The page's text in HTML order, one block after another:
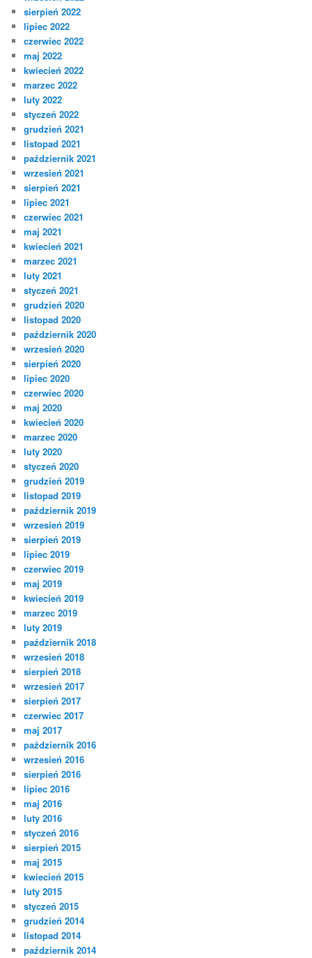
sierpień 2022
lipiec 2022
czerwiec 2022
maj 2022
kwiecień 2022
marzec 2022
luty 2022
styczeń 2022
grudzień 2021
listopad 2021
październik 2021
wrzesień 2021
sierpień 2021
lipiec 2021
czerwiec 2021
maj 2021
kwiecień 2021
marzec 2021
luty 2021
styczeń 2021
grudzień 2020
listopad 2020
październik 2020
wrzesień 2020
sierpień 2020
lipiec 2020
czerwiec 2020
maj 2020
kwiecień 2020
marzec 2020
luty 2020
styczeń 2020
grudzień 2019
listopad 2019
październik 2019
wrzesień 2019
sierpień 2019
lipiec 2019
czerwiec 2019
maj 2019
kwiecień 2019
marzec 2019
luty 2019
październik 2018
wrzesień 2018
sierpień 2018
wrzesień 2017
sierpień 2017
czerwiec 2017
maj 2017
październik 2016
wrzesień 2016
sierpień 2016
lipiec 2016
maj 2016
luty 2016
styczeń 2016
sierpień 2015
maj 2015
kwiecień 2015
luty 2015
styczeń 2015
grudzień 2014
listopad 2014
październik 2014